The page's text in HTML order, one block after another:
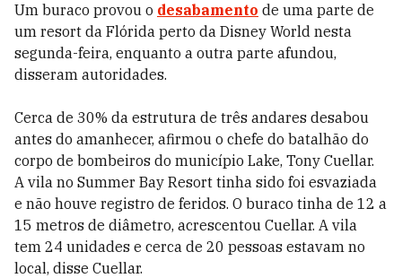
Um buraco provou o desabamento de uma parte de
um resort da Flórida perto da Disney World nesta
segunda-feira, enquanto a outra parte afundou,
disseram autoridades.
Cerca de 30% da estrutura de três andares desabou
antes do amanhecer, afirmou o chefe do batalhão do
corpo de bombeiros do município Lake, Tony Cuellar.
A vila no Summer Bay Resort tinha sido foi esvaziada
e não houve registro de feridos. O buraco tinha de 12 a
15 metros de diâmetro, acrescentou Cuellar. A vila
tem 24 unidades e cerca de 20 pessoas estavam no
local, disse Cuellar.